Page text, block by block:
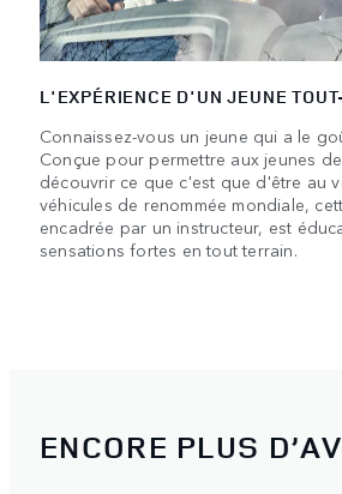
L'EXPÉRIENCE D'UN JEUNE
Connaissez-vous un jeune qui a le
Conçue pour permettre aux jeunes
découvrir ce que c'est que d'être au
véhicules de renommée mondiale,
encadrée par un instructeur, est
sensations fortes en tout terrain.
ENCORE PLUS